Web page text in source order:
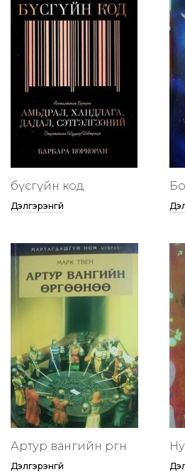
бүсгүйн код
Дэлгэрэнгүй
Артур вангийн өргөөнөө
Дэлгэрэнгүй